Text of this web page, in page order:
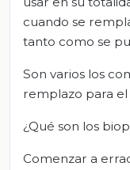
cuando se
tanto como se
Son varios los
remplazo para
¿Qué son los
Comenzar a